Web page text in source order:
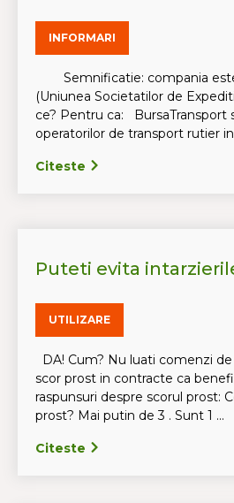
INFORMARI
Semnificatie: compania
(Uniunea Societatilor de
ce? Pentru ca: BursaTransport
operatorilor de transport rutier in
Citeste
Puteti evita
UTILIZARE
DA! Cum? Nu luati comenzi
scor prost in contracte ca
raspunsuri despre scorul prost:
prost? Mai putin de 3 . Sunt 1 ...
Citeste